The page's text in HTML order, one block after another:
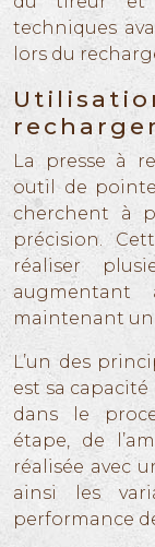
techniques
lors du
La presse à
outil de
cherchent à
précision.
réaliser
maintenant un
L’un des
est sa
dans le
étape, de
réalisée avec
ainsi les
performance